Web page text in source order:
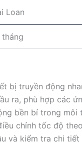
Loan
tháng
bị truyền động
ra, phù hợp các
bền bỉ trong môi
chỉnh tốc độ
và kiểm tra chi tiết